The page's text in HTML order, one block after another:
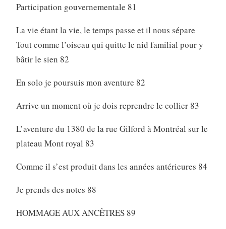
Participation gouvernementale 81
La vie étant la vie, le temps passe et il nous sépare
Tout comme l’oiseau qui quitte le nid familial pour y
bâtir le sien 82
En solo je poursuis mon aventure 82
Arrive un moment où je dois reprendre le collier 83
L’aventure du 1380 de la rue Gilford à Montréal sur le
plateau Mont royal 83
Comme il s’est produit dans les années antérieures 84
Je prends des notes 88
HOMMAGE AUX ANCÊTRES 89